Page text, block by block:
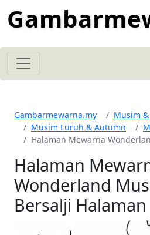
Gambarmewarna.my
Musim
Musim Luruh & Autumn
Halaman Mewarna
Halaman
Wonderland
Bersalji